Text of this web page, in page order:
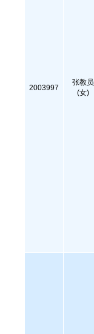
2003997
张教员
(女)